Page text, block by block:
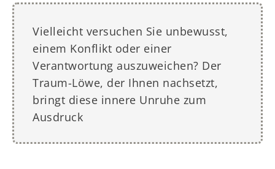
Vielleicht versuchen Sie unbewusst,
einem Konflikt oder einer
Verantwortung auszuweichen? Der
Traum-Löwe, der Ihnen nachsetzt,
bringt diese innere Unruhe zum
Ausdruck